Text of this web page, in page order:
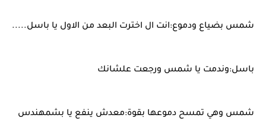
شمس بضياع ودموع:انت ال اخترت البعد من الاول يا باسل.....
باسل:وندمت يا شمس ورجعت علشانك
شمس وهي تمسح دموعها بقوة:معدش ينفع يا بشمهندس